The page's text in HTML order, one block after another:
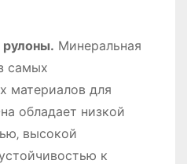
Минеральная
самых
материалов для
обладает низкой
высокой
к